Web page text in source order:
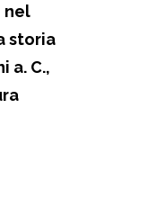
nel
storia
a. C.,